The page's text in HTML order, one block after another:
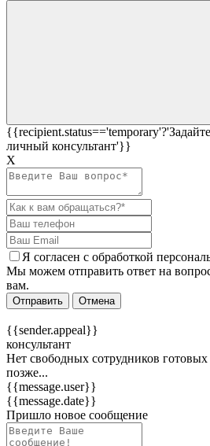
личный консультант'}}
Х
Я согласен c обработкой
Мы можем отправить ответ на
вам.
Отправить Отмена
{{sender.appeal}}
консультант
Нет свободных сотрудников
позже...
{{message.user}}
{{message.date}}
Пришло новое сообщение